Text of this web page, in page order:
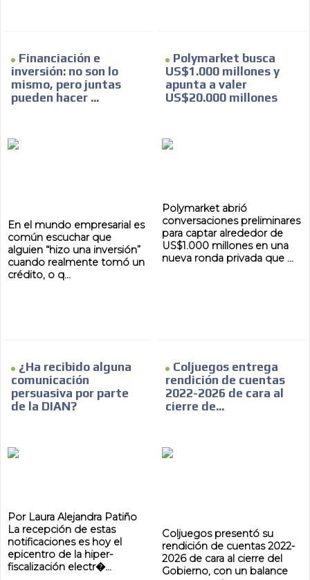
Financiación e
inversión: no son lo
mismo, pero juntas
pueden hacer ...
En el mundo empresarial es
común escuchar que
alguien “hizo una inversión”
cuando realmente tomó un
crédito, o q...
Polymarket busca
US$1.000 millones y
apunta a valer
US$20.000 millones
Polymarket abrió
conversaciones preliminares
para captar alrededor de
US$1.000 millones en una
nueva ronda privada que ...
¿Ha recibido alguna
comunicación
persuasiva por parte
de la DIAN?
Por Laura Alejandra Patiño
La recepción de estas
notificaciones es hoy el
epicentro de la hiper-
fiscalización electr�...
Coljuegos entrega
rendición de cuentas
2022-2026 de cara al
cierre de...
Coljuegos presentó su
rendición de cuentas 2022-
2026 de cara al cierre del
Gobierno, con un balance